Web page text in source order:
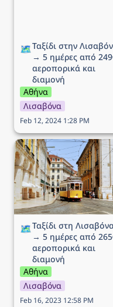
🗺️Ταξίδι στην
→ 5 ημέρες από
αεροπορικά και
διαμονή
Αθήνα
Λισαβόνα
Feb 12, 2024 1:28 PM
Ταξίδι στη Λισαβόνα
ημέρες από 265€,
αεροπορικά και
🗺️Ταξίδι στη
→ 5 ημέρες από
αεροπορικά και
διαμονή
Αθήνα
Λισαβόνα
Feb 16, 2023 12:58 PM